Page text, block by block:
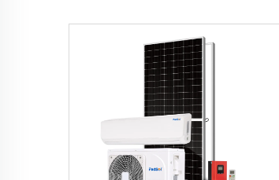
wa Kienergia cha Jua cha Kiungo
cha Uzito 5KW